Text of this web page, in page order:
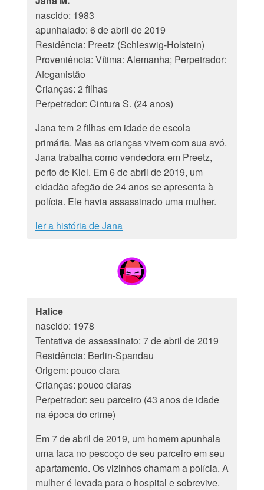
nascido: 1983
apunhalado: 6 de abril de 2019
Residência: Preetz (Schleswig-Holstein)
Proveniência: Vítima: Alemanha; Perpetrador:
Afeganistão
Crianças: 2 filhas
Perpetrador: Cintura S. (24 anos)
Jana tem 2 filhas em idade de escola
primária. Mas as crianças vivem com sua avó.
Jana trabalha como vendedora em Preetz,
perto de Kiel. Em 6 de abril de 2019, um
cidadão afegão de 24 anos se apresenta à
polícia. Ele havia assassinado uma mulher.
ler a história de Jana
Halice
nascido: 1978
Tentativa de assassinato: 7 de abril de 2019
Residência: Berlin-Spandau
Origem: pouco clara
Crianças: pouco claras
Perpetrador: seu parceiro (43 anos de idade
na época do crime)
Em 7 de abril de 2019, um homem apunhala
uma faca no pescoço de seu parceiro em seu
apartamento. Os vizinhos chamam a polícia. A
mulher é levada para o hospital e sobrevive.